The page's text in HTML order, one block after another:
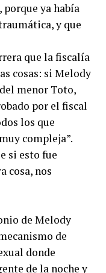
ya había
y que
que la fiscalía
cosas: si Melody
menor Toto,
por el fiscal
los que
compleja”.
si esto fue
cosa, nos
de Melody
de
donde
de la noche y